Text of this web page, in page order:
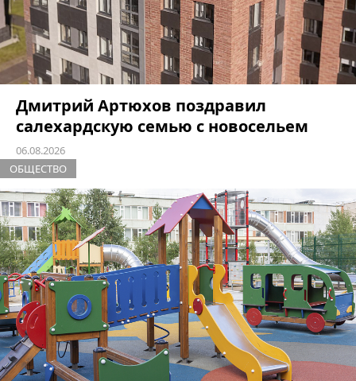
Дмитрий Артюхов поздравил
салехардскую семью с новосельем
06.08.2026
ОБЩЕСТВО